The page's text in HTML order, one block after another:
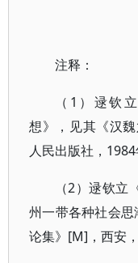
注释：
（1）逯钦
想》，见其《汉
人民出版社，1984
（2）逯钦
州一带各种社会
论集》[M]，西安